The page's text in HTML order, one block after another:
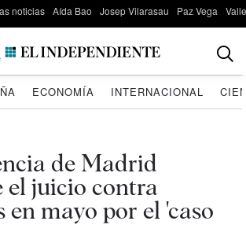
noticias Aída Bao Josep Vilarasau Paz Vega
ECONOMÍA INTERNACIONAL
de Madrid
el juicio contra
en mayo por el 'caso